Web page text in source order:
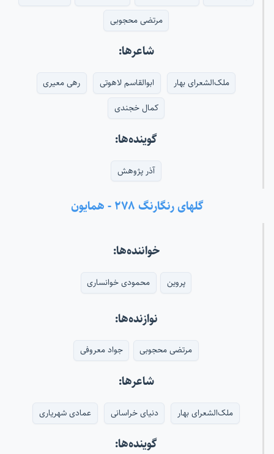
مرتضی محجوبی
شاعرها:
ملک‌الشعرای بهار ابوالقاسم لاهوتی
رهی معیری
کمال خجندی
گوینده‌ها:
آذر پژوهش
گلهای رنگارنگ ۲۷۸ - همایون
خواننده‌ها:
پروین محمودی خوانساری
نوازنده‌ها:
مرتضی محجوبی جواد معروفی
شاعرها:
ملک‌الشعرای بهار دنیای خراسانی عمادی شهریاری
گوینده‌ها: